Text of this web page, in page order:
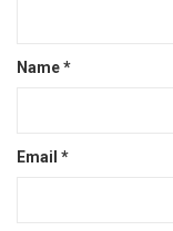
Name*
Email *